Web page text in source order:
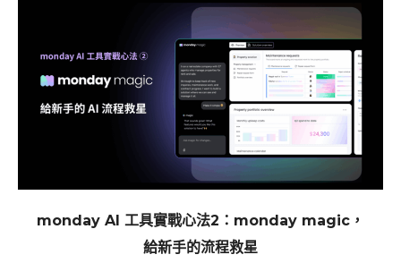
monday AI 工具實戰心法2：monday magic，
給新手的流程救星